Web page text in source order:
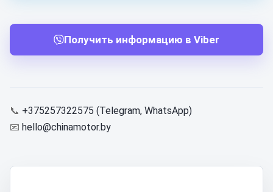
Получить информацию в Viber
📞 +375257322575 (Telegram, WhatsApp)
📧 hello@chinamotor.by